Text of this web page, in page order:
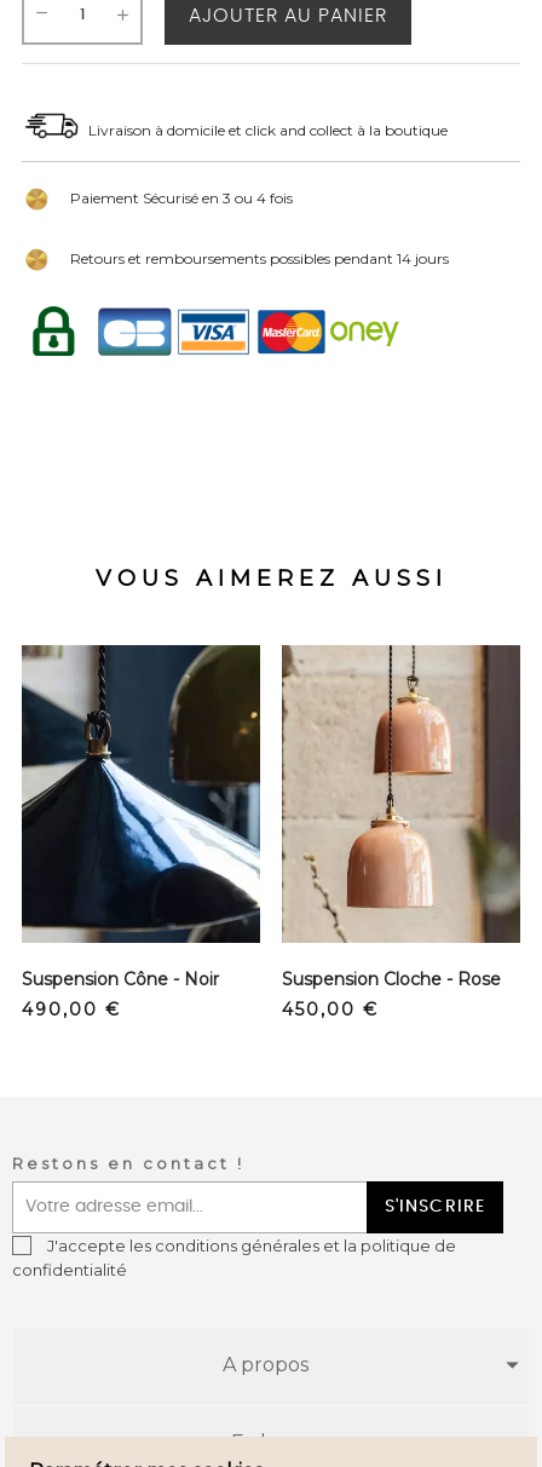
AJOUTER AU PANIER
Livraison à domicile et click and collect à la boutique
Paiement Sécurisé en 3 ou 4 fois
Retours et remboursements possibles pendant 14 jours
VOUS AIMEREZ AUSSI
Suspension Cône - Noir
Prix
490,00 €
Suspension Cloche - Rose
Prix
450,00 €
Restons en contact !
S'INSCRIRE
J'accepte les conditions générales et la politique de
confidentialité
A propos
E-shop